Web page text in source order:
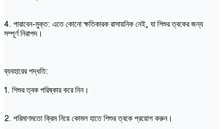
4. পারাবেন-মুক্ত: এতে কোনো ক্ষতিকারক রাসায়নিক নেই, যা শিশুর ত্বকের জন্য
সম্পূর্ণ নিরাপদ।
ব্যবহারের পদ্ধতি:
1. শিশুর ত্বক পরিষ্কার করে নিন।
2. পরিমাণমতো ক্রিম নিয়ে কোমল হাতে শিশুর ত্বকে প্রয়োগ করুন।